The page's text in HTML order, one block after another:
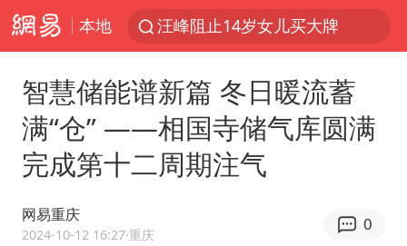
本地
汪峰阻止14岁女儿买大牌
陕西省委书记赶赴柞水县杏坪镇
27岁女子组织卖淫集团被悬赏通缉
智慧储能谱新篇 冬日暖流蓄
满“仓” ——相国寺储气库圆满
完成第十二周期注气
网易重庆
2024-10-12 16:27·重庆
0